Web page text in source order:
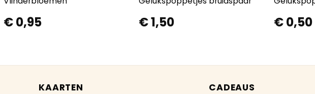
€0,95 €1,50 €0,50
KAARTEN CADEAUS